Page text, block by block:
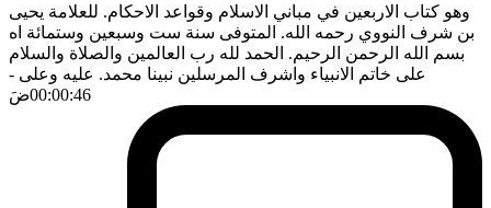
وهو كتاب الاربعين في مباني الاسلام وقواعد الاحكام. للعلامة يحيى
بن شرف النووي رحمه الله. المتوفى سنة ست وسبعين وستمائة اه
بسم الله الرحمن الرحيم. الحمد لله رب العالمين والصلاة والسلام
على خاتم الانبياء واشرف المرسلين نبينا محمد. عليه وعلى -
00:00:46ضَ